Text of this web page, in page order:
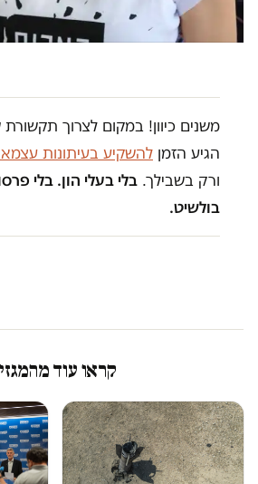
משנים כיוון! במקום לצרוך
הגיע הזמן להשקיע בעיתונות
ורק בשבילך. בלי בעלי הון. בלי
בולשיט.
קראו עוד